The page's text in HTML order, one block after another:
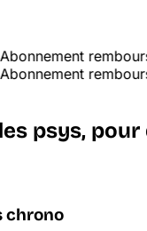
remboursé
remboursé
psys, pour
chrono